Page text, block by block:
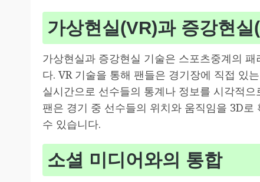
가상현실(VR)과 증강현실
가상현실과 증강현실 기술은 스포츠중계의
다. VR 기술을 통해 팬들은 경기장에 직접 있
실시간으로 선수들의 통계나 정보를 시각적
팬은 경기 중 선수들의 위치와 움직임을 3D
수 있습니다.
소셜 미디어와의 통합